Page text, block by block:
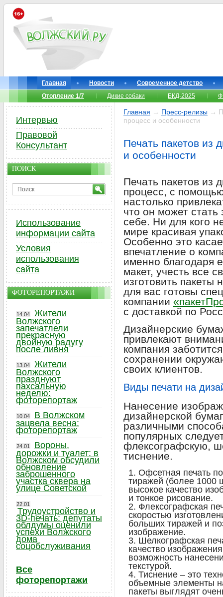
Главная Новости
Современное детство
Отопление 1/7
Дикие собаки БКД-2025
Главная → Пресс-релизы →
процесс и особенности
Печать пакетов из
и особенности
Печать пакетов из
процесс, с
настолько
что он может
себе. Ни для кого
мире красивая
Особенно это
впечатление о
именно благодаря
макет, учесть все
изготовить пакеты
для вас готовы
компании
с доставкой по
Дизайнерские
привлекают
компания
сохранении
своих клиентов.
Виды печати на
Нанесение
дизайнерской
различными
популярных
флексографскую,
тиснение.
Офсетная печать
тиражей (более 1000
высокое качество
и тонкое рисование.
Флексографская
скоростью
больших тиражей и
изображение.
Шелкографская
качество
возможность
текстурой.
Тиснение – это
объемные элементы
пакеты выглядят
Интервью
Правовой
Консультант
ПОИСК
Использование
информации сайта
Условия
использования
сайта
ФОТОРЕПОРТАЖИ
14.04
Жители
Волжского
запечатлели
прекрасную
двойную радугу
после ливня
13.04
Жители
Волжского
празднуют
пахсальную
неделю:
фоторепортаж
10.04
В Волжском
зацвела весна:
фоторепортаж
24.01
Вороны,
дорожки и туалет: в
Волжском обсудили
обновление
заброшенного
участка сквера на
улице Советской
22.01
Трудоустройство и
3D-печать: депутаты
облдумы оценили
успехи Волжского
дома
соцобслуживания
Все
фоторепортажи